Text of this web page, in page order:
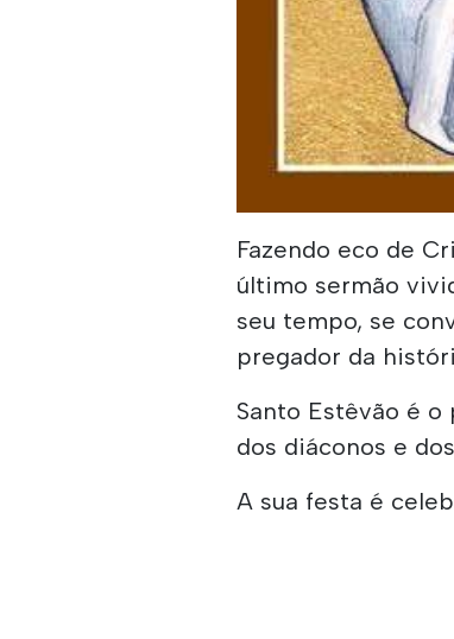
Fazendo eco de
último sermão
seu tempo, se
pregador da
Santo Estêvão é
dos diáconos e
A sua festa é